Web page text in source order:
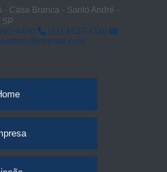
Casa Branca - Santo André -
SP
6440
(11) 4427-4110